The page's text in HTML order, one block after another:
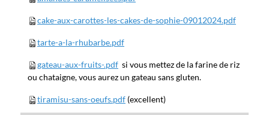
cake-aux-carottes-les-cakes-de-sophie-09012024.pdf
tarte-a-la-rhubarbe.pdf
gateau-aux-fruits-.pdf si vous mettez de la farine de riz
ou chataigne, vous aurez un gateau sans gluten.
tiramisu-sans-oeufs.pdf (excellent)